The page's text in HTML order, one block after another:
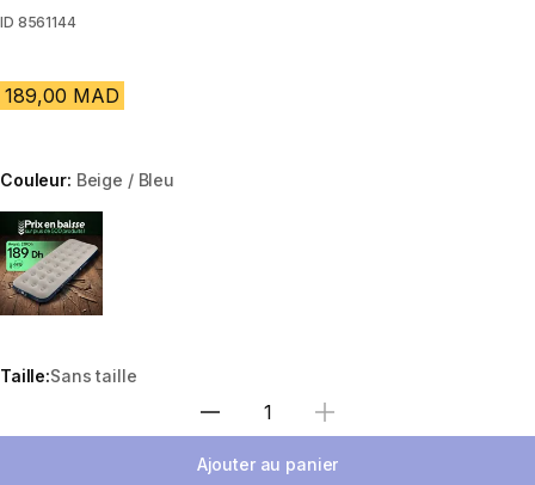
ID 8561144
189,00 MAD
Couleur: Beige / Bleu
Choose a variant
Taille:Sans taille
Sélectionnez la quantité
Ajouter au panier